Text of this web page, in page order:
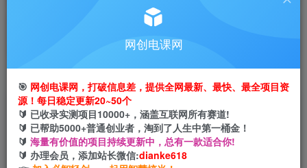
搭建同款网站，自己当老板
短视频实操全流程-长久博主必学：账号定位+搭建
+创作+运营+转化+投放 等等
网创电课网
网创电课网
🎯 网创电课网，打破信息差，提供全网最新、最快、最全项目资
源！每日稳定更新20~50个
🔰 已收录实测项目10000+，涵盖互联网所有赛道!
🔰 已帮助5000+普通创业者，淘到了人生中第一桶金！
🔰 海量有价值的项目持续更新中，总有一款适合你!
🔰 办理会员，添加站长微信:dianke618